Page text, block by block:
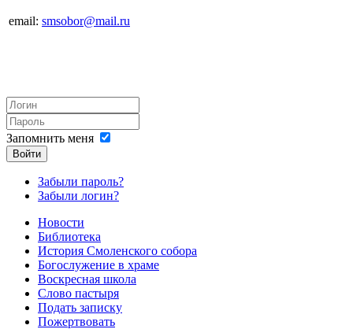
email: smsobor@mail.ru
Запомнить меня
Войти
Забыли пароль?
Забыли логин?
Новости
Библиотека
История Смоленского собора
Богослужение в храме
Воскресная школа
Слово пастыря
Подать записку
Пожертвовать